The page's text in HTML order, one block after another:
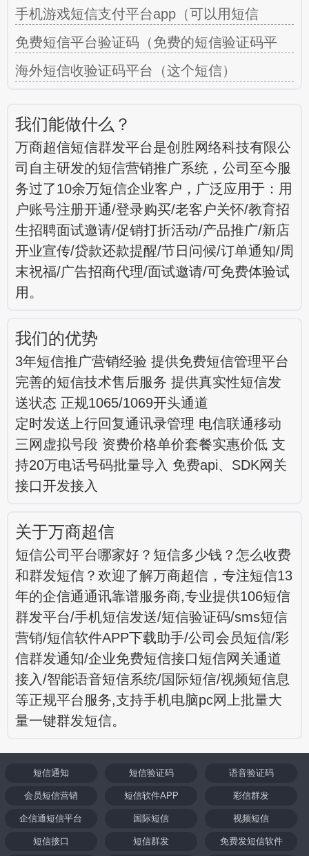
手机游戏短信支付平台app（可以用短信
免费短信平台验证码（免费的短信验证码平
海外短信收验证码平台（这个短信）
我们能做什么？
万商超信短信群发平台是创胜网络科技有限公
司自主研发的短信营销推广系统，公司至今服
务过了10余万短信企业客户，广泛应用于：用
户账号注册开通/登录购买/老客户关怀/教育招
生招聘面试邀请/促销打折活动/产品推广/新店
开业宣传/贷款还款提醒/节日问候/订单通知/周
末祝福/广告招商代理/面试邀请/可免费体验试
用。
我们的优势
3年短信推广营销经验 提供免费短信管理平台
完善的短信技术售后服务 提供真实性短信发
送状态 正规1065/1069开头通道
定时发送上行回复通讯录管理 电信联通移动
三网虚拟号段 资费价格单价套餐实惠价低 支
持20万电话号码批量导入 免费api、SDK网关
接口开发接入
关于万商超信
短信公司平台哪家好？短信多少钱？怎么收费
和群发短信？欢迎了解万商超信，专注短信13
年的企信通通讯靠谱服务商,专业提供106短信
群发平台/手机短信发送/短信验证码/sms短信
营销/短信软件APP下载助手/公司会员短信/彩
信群发通知/企业免费短信接口短信网关通道
接入/智能语音短信系统/国际短信/视频短信息
等正规平台服务,支持手机电脑pc网上批量大
量一键群发短信。
短信通知 短信验证码 语音验证码
会员短信营销 短信软件APP 彩信群发
企信通短信平台 国际短信 视频短信
短信接口 短信群发 免费发短信软件